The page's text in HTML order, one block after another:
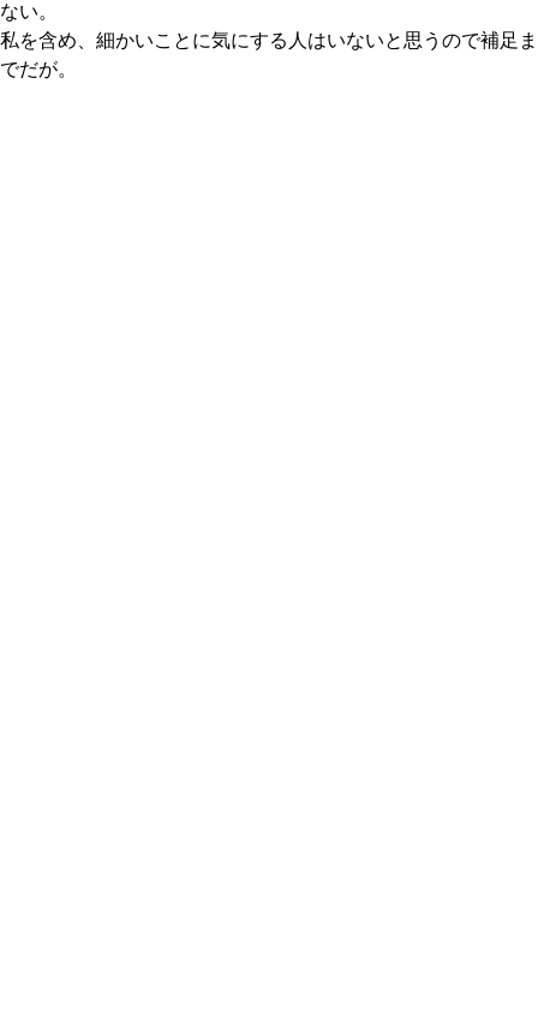
ない。
私を含め、細かいことに気にする人はいないと思うので補足ま
でだが。